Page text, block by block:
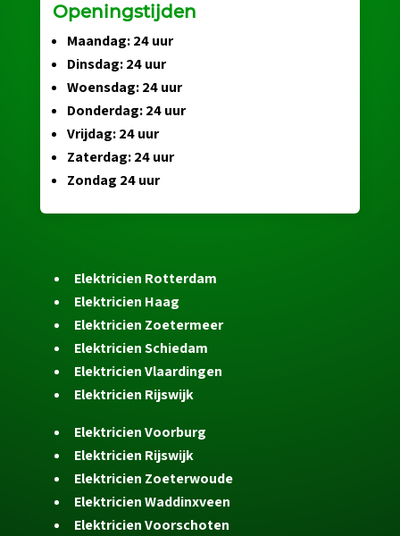
Openingstijden
Maandag: 24 uur
Dinsdag: 24 uur
Woensdag: 24 uur
Donderdag: 24 uur
Vrijdag: 24 uur
Zaterdag: 24 uur
Zondag 24 uur
Elektricien Rotterdam
Elektricien Haag
Elektricien Zoetermeer
Elektricien Schiedam
Elektricien Vlaardingen
Elektricien Rijswijk
Elektricien Voorburg
Elektricien Rijswijk
Elektricien Zoeterwoude
Elektricien Waddinxveen
Elektricien Voorschoten